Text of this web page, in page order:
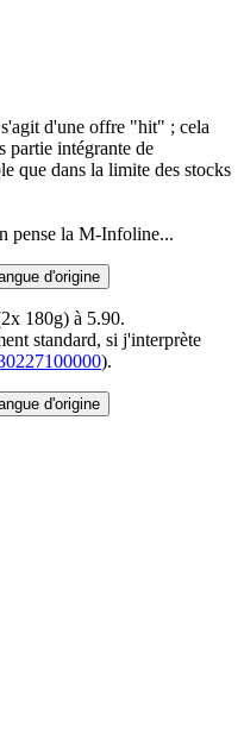
d'une offre "hit" ; cela
partie intégrante de
que dans la limite des stocks
pense la M-Infoline...
d'origine
180g) à 5.90.
standard, si j'interprète
).
d'origine